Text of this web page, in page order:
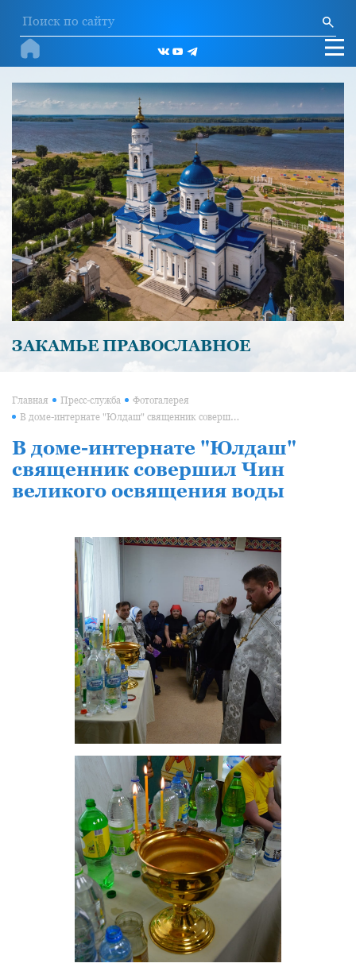
ЗАКАМЬЕ ПРАВОСЛАВНОЕ
Главная Пресс-служба Фотогалерея
В доме-интернате "Юлдаш" священник совершил Чин великого освящения воды
В доме-интернате "Юлдаш"
священник совершил Чин
великого освящения воды